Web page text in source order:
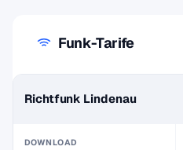
Funk-Tarife
Richtfunk Lindenau
DOWNLOAD